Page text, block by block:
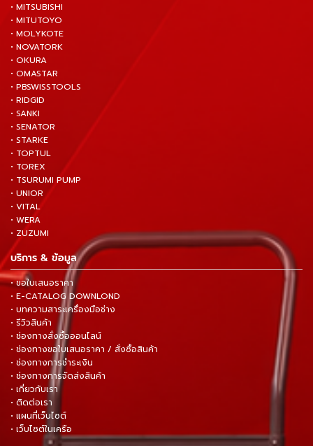
• MITSUBISHI
• MITUTOYO
• MOLYKOTE
• NOVATORK
• OKURA
• OMASTAR
• PBSWISSTOOLS
• RIDGID
• SANKI
• SENATOR
• STARKE
• TOPTUL
• TOREX
• TSURUMI PUMP
• UNIOR
• VITAL
• WERA
• ZUZUMI
บริการ & ข้อมูล
• ขอใบเสนอราคา
• E-CATALOG DOWNLOND
• บทความสาระเครื่องมือช่าง
• รีวิวสินค้า
• ช่องทางสั่งซื้อออนไลน์
• ช่องทางขอใบเสนอราคา / สั่งซื้อสินค้า
• ช่องทางการชำระเงิน
• ช่องทางการจัดส่งสินค้า
• เกี่ยวกับเรา
• ติดต่อเรา
• แผนที่เว็บไซต์
• เว็บไซต์ในเครือ